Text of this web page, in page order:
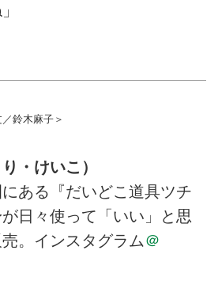
鈴木麻子＞
・けいこ）
ある『だいどこ道具ツチ
日々使って「いい」と思
。インスタグラム＠